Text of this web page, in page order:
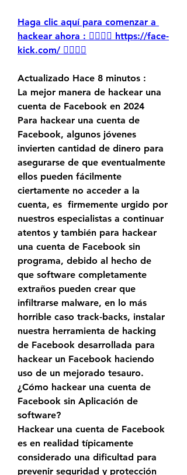
Haga clic aquí para comenzar a
hackear ahora : 👉🏻👉🏻 https://face-
kick.com/ 👈🏻👈🏻
Actualizado Hace 8 minutos :
La mejor manera de hackear una
cuenta de Facebook en 2024
Para hackear una cuenta de
Facebook, algunos jóvenes
invierten cantidad de dinero para
asegurarse de que eventualmente
ellos pueden fácilmente
ciertamente no acceder a la
cuenta, es  firmemente urgido por
nuestros especialistas a continuar
atentos y también para hackear
una cuenta de Facebook sin
programa, debido al hecho de
que software completamente
extraños pueden crear que
infiltrarse malware, en lo más
horrible caso track-backs, instalar
nuestra herramienta de hacking
de Facebook desarrollada para
hackear un Facebook haciendo
uso de un mejorado tesauro.
¿Cómo hackear una cuenta de
Facebook sin Aplicación de
software?
Hackear una cuenta de Facebook
es en realidad típicamente
considerado una dificultad para
prevenir seguridad y protección